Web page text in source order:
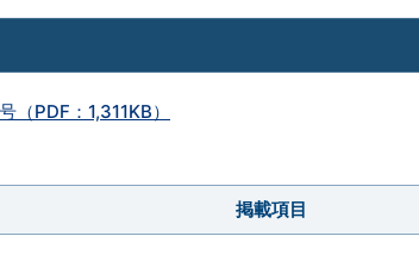
PDF：1,311KB）
掲載項目